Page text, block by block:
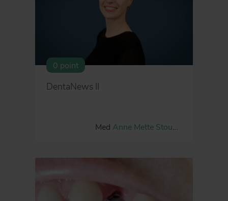
0 point
DentaNews II
Med Anne Mette Stougaard